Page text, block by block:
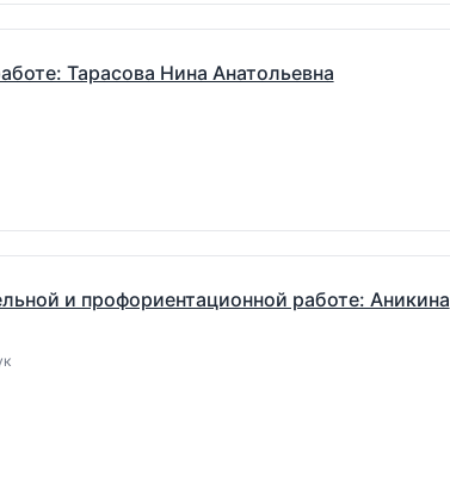
Тарасова Нина Анатольевна
и профориентационной работе: Аникина